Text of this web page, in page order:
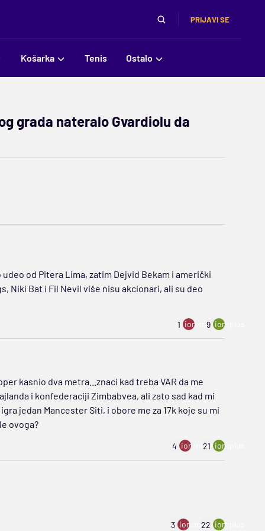
PRIJAVI SE
Košarka Tenis Ostalo
grada nateralo Gvardiolu da
od Pitera Lima, zatim Dejvid Bekam i američki
Niki Bat i Fil Nevil više nisu akcionari, ali su deo
1 ion:minus
9 ion:plus
kasnio dva metra...znaci kad treba VAR da me
i konfederaciji Zimbabvea, ali zato sad kad mi
jedan Mancester Siti, i obore me za 17k koje su mi
ovoga?
4 ion:minus
21 ion:plus
3 ion:minus
22 ion:plus